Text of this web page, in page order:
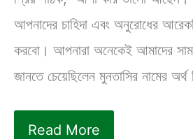
আপনাদের চাহিদা এবং অনুরোধের
করবো। আপনারা অনেকেই আমাদের
জানতে চেয়েছিলেন মুনতাসির নামের
মুনতাসির
Read More